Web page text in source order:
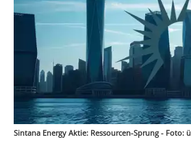
Sintana Energy Aktie: Ressourcen-Sprung - Foto: